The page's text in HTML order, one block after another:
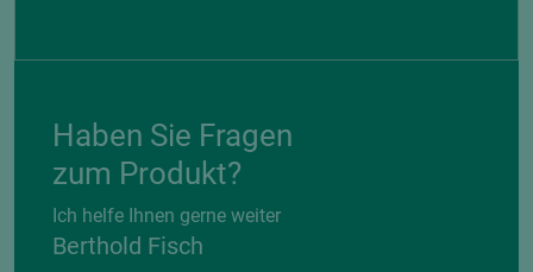
Haben Sie Fragen
zum Produkt?
Ich helfe Ihnen gerne weiter
Berthold Fisch